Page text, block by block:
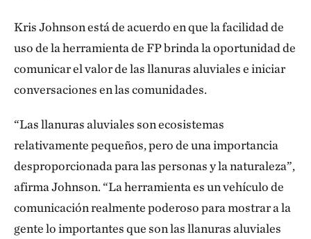
Kris Johnson está de acuerdo en que la facilidad de
uso de la herramienta de FP brinda la oportunidad de
comunicar el valor de las llanuras aluviales e iniciar
conversaciones en las comunidades.
“Las llanuras aluviales son ecosistemas
relativamente pequeños, pero de una importancia
desproporcionada para las personas y la naturaleza”,
afirma Johnson. “La herramienta es un vehículo de
comunicación realmente poderoso para mostrar a la
gente lo importantes que son las llanuras aluviales